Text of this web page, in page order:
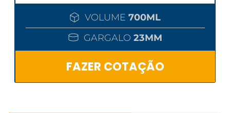
VOLUME 700ML
GARGALO 23MM
FAZER COTAÇÃO